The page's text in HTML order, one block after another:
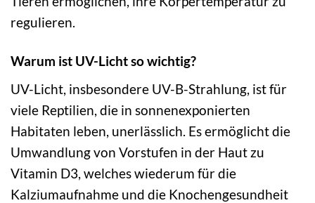
regulieren.
Warum ist UV-Licht so wichtig?
UV-Licht, insbesondere UV-B-Strahlung, ist für
viele Reptilien, die in sonnenexponierten
Habitaten leben, unerlässlich. Es ermöglicht die
Umwandlung von Vorstufen in der Haut zu
Vitamin D3, welches wiederum für die
Kalziumaufnahme und die Knochengesundheit